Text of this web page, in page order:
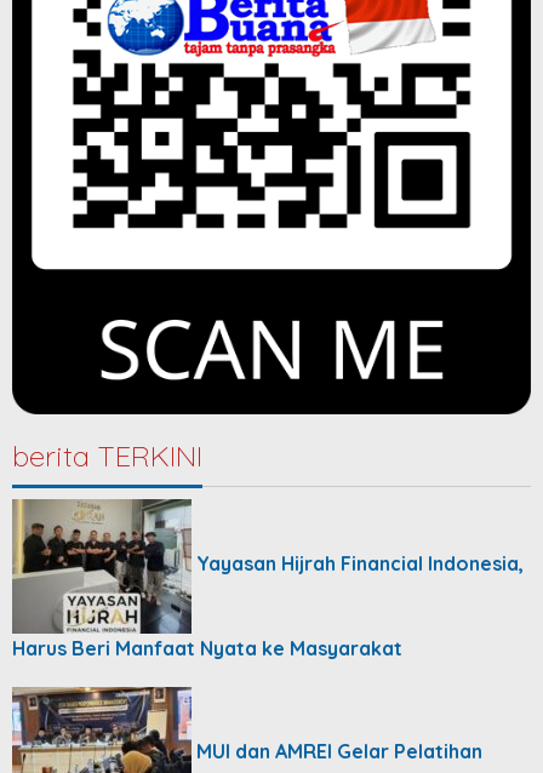
berita TERKINI
Yayasan Hijrah Financial Indonesia,
Harus Beri Manfaat Nyata ke Masyarakat
MUI dan AMREI Gelar Pelatihan